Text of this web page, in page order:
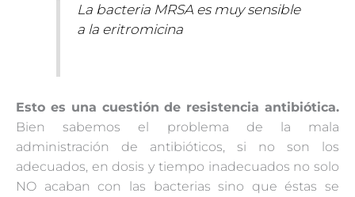
La bacteria MRSA es muy sensible
a la eritromicina
Esto es una cuestión de resistencia antibiótica.
Bien sabemos el problema de la mala
administración de antibióticos, si no son los
adecuados, en dosis y tiempo inadecuados no solo
NO acaban con las bacterias sino que éstas se